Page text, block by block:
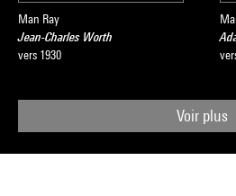
Man Ray
Jean-Charles Worth
vers 1930
Voir plus